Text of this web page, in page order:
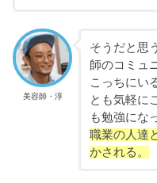
美容師・淳
そうだと思
師のコミュ
こっちにい
とも気軽に
も勉強にな
職業の人達
かされる。